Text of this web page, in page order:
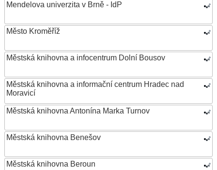
Mendelova univerzita v Brně - IdP
Město Kroměříž
Městská knihovna a infocentrum Dolní Bousov
Městská knihovna a informační centrum Hradec nad
Moravicí
Městská knihovna Antonína Marka Turnov
Městská knihovna Benešov
Městská knihovna Beroun